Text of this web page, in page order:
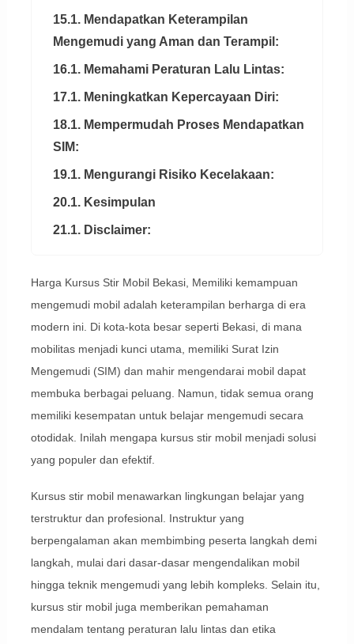
15.1. Mendapatkan Keterampilan
Mengemudi yang Aman dan Terampil:
16.1. Memahami Peraturan Lalu Lintas:
17.1. Meningkatkan Kepercayaan Diri:
18.1. Mempermudah Proses Mendapatkan
SIM:
19.1. Mengurangi Risiko Kecelakaan:
20.1. Kesimpulan
21.1. Disclaimer:
Harga Kursus Stir Mobil Bekasi, Memiliki kemampuan
mengemudi mobil adalah keterampilan berharga di era
modern ini. Di kota-kota besar seperti Bekasi, di mana
mobilitas menjadi kunci utama, memiliki Surat Izin
Mengemudi (SIM) dan mahir mengendarai mobil dapat
membuka berbagai peluang. Namun, tidak semua orang
memiliki kesempatan untuk belajar mengemudi secara
otodidak. Inilah mengapa kursus stir mobil menjadi solusi
yang populer dan efektif.
Kursus stir mobil menawarkan lingkungan belajar yang
terstruktur dan profesional. Instruktur yang
berpengalaman akan membimbing peserta langkah demi
langkah, mulai dari dasar-dasar mengendalikan mobil
hingga teknik mengemudi yang lebih kompleks. Selain itu,
kursus stir mobil juga memberikan pemahaman
mendalam tentang peraturan lalu lintas dan etika